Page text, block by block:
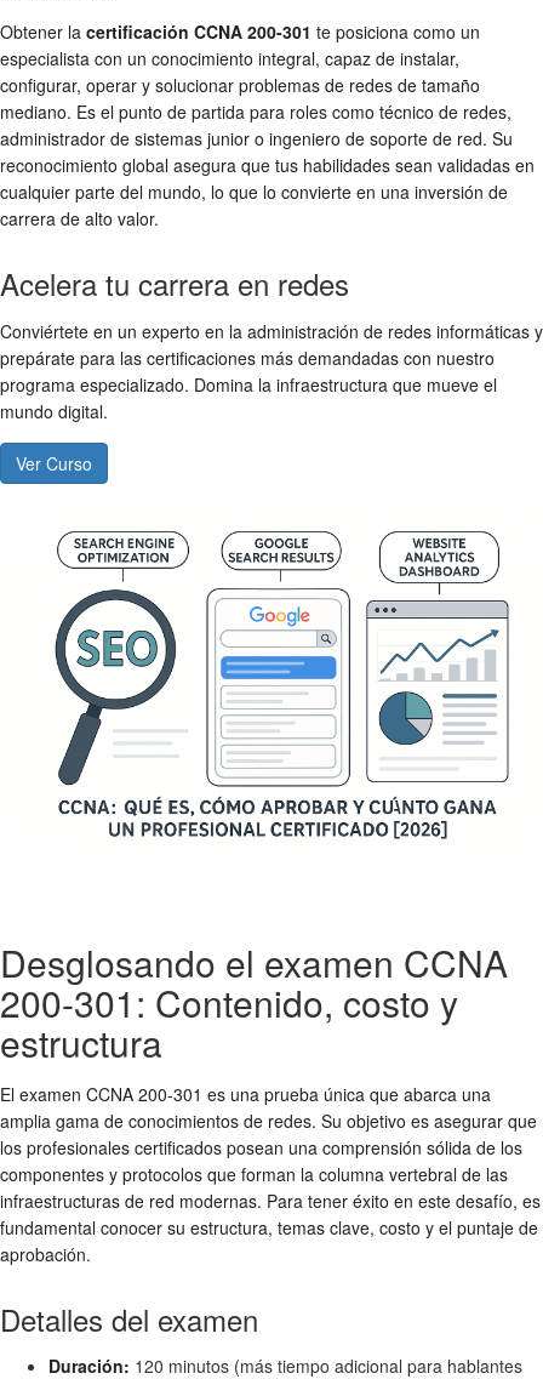
Obtener la certificación CCNA 200-301 te posiciona como un
especialista con un conocimiento integral, capaz de instalar,
configurar, operar y solucionar problemas de redes de tamaño
mediano. Es el punto de partida para roles como técnico de redes,
administrador de sistemas junior o ingeniero de soporte de red. Su
reconocimiento global asegura que tus habilidades sean validadas en
cualquier parte del mundo, lo que lo convierte en una inversión de
carrera de alto valor.
Acelera tu carrera en redes
Conviértete en un experto en la administración de redes informáticas y
prepárate para las certificaciones más demandadas con nuestro
programa especializado. Domina la infraestructura que mueve el
mundo digital.
Ver Curso
Desglosando el examen CCNA
200-301: Contenido, costo y
estructura
El examen CCNA 200-301 es una prueba única que abarca una
amplia gama de conocimientos de redes. Su objetivo es asegurar que
los profesionales certificados posean una comprensión sólida de los
componentes y protocolos que forman la columna vertebral de las
infraestructuras de red modernas. Para tener éxito en este desafío, es
fundamental conocer su estructura, temas clave, costo y el puntaje de
aprobación.
Detalles del examen
Duración: 120 minutos (más tiempo adicional para hablantes